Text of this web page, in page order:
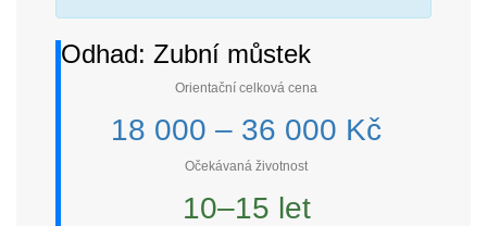
Odhad: Zubní můstek
Orientační celková cena
18 000 – 36 000 Kč
Očekávaná životnost
10–15 let